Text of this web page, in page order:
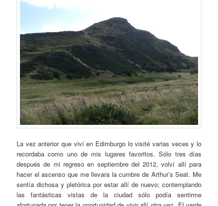
La vez anterior que viví en Edimburgo lo visité varias veces y lo
recordaba como uno de mis lugares favoritos. Sólo tres días
después de mi regreso en septiembre del 2012, volví allí para
hacer el ascenso que me llevara la cumbre de Arthur’s Seat. Me
sentía dichosa y pletórica por estar allí de nuevo; contemplando
las fantásticas vistas de la ciudad sólo podía sentirme